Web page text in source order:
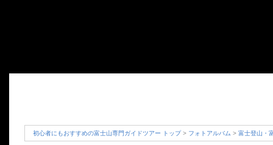
初心者にもおすすめの富士山専門ガイドツアー トップ> フォトアルバム > 富士登山・